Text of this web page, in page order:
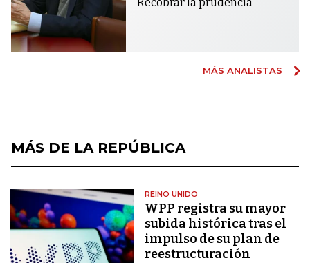
MÁS ANALISTAS
MÁS DE LA REPÚBLICA
REINO UNIDO
WPP registra su mayor
subida histórica tras el
impulso de su plan de
reestructuración